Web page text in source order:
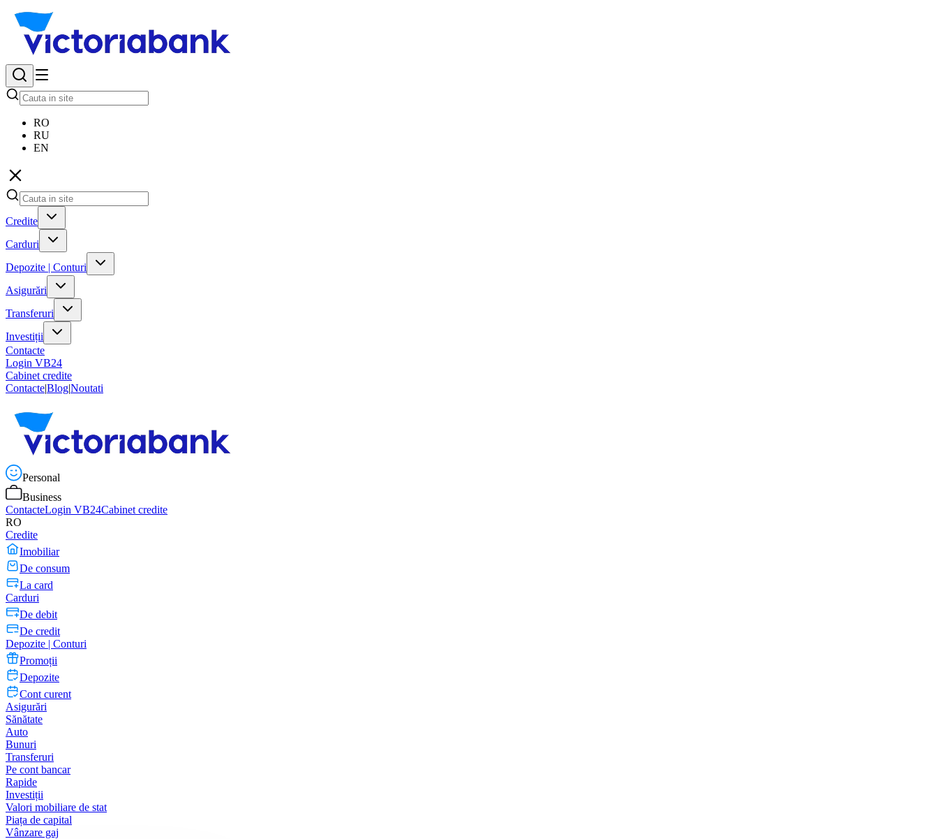
RO
RU
EN
Credite
Carduri
Depozite | Conturi
Asigurări
Transferuri
Investiții
Contacte
Login VB24
Cabinet credite
Contacte|Blog|Noutati
Personal
Business
ContacteLogin VB24Cabinet credite
RO
Credite
Imobiliar
De consum
La card
Carduri
De debit
De credit
Depozite | Conturi
Promoții
Depozite
Cont curent
Asigurări
Sănătate
Auto
Bunuri
Transferuri
Pe cont bancar
Rapide
Investiții
Valori mobiliare de stat
Piața de capital
Vânzare gaj